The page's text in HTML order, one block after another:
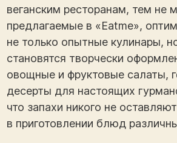
веганским ресторанам, тем не
предлагаемые в «Eatme»,
не только опытные кулинары,
становятся творчески
овощные и фруктовые салаты,
десерты для настоящих
что запахи никого не
в приготовлении блюд